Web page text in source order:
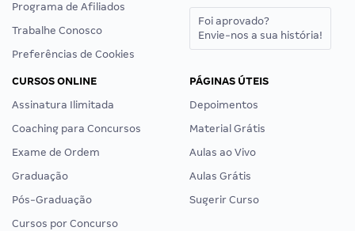
Programa de Afiliados
Trabalhe Conosco
Preferências de Cookies
Foi aprovado?
Envie-nos a sua história!
CURSOS ONLINE
Assinatura Ilimitada
Coaching para Concursos
Exame de Ordem
Graduação
Pós-Graduação
Cursos por Concurso
PÁGINAS ÚTEIS
Depoimentos
Material Grátis
Aulas ao Vivo
Aulas Grátis
Sugerir Curso